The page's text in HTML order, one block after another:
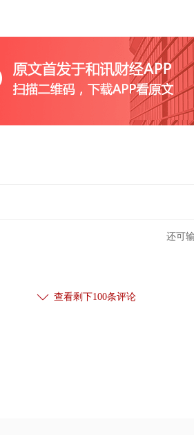
还可
查看剩下100条评论